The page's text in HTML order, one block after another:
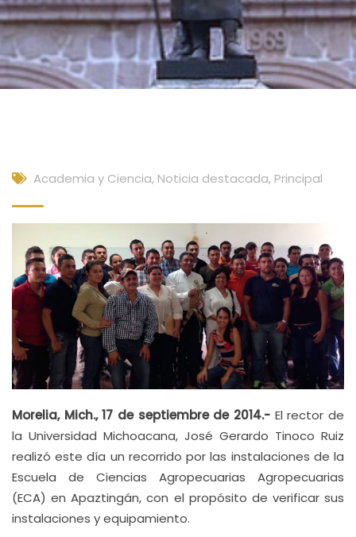
Academia y Ciencia, Noticia destacada, Principal
Morelia, Mich., 17 de septiembre de 2014.- El rector de
la Universidad Michoacana, José Gerardo Tinoco Ruiz
realizó este día un recorrido por las instalaciones de la
Escuela de Ciencias Agropecuarias Agropecuarias
(ECA) en Apaztingán, con el propósito de verificar sus
instalaciones y equipamiento.